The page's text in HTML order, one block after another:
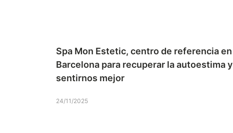
Spa Mon Estetic, centro de referencia en
Barcelona para recuperar la autoestima y
sentirnos mejor
24/11/2025